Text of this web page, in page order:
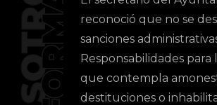
reconoció que no se
sanciones
Responsabilidades
que contempla
destituciones o